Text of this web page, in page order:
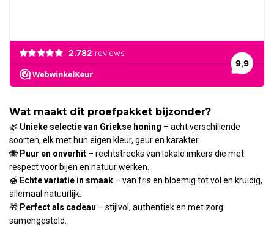
Wat maakt dit proefpakket bijzonder?
🌿 Unieke selectie van Griekse honing – acht verschillende
soorten, elk met hun eigen kleur, geur en karakter.
🐝 Puur en onverhit – rechtstreeks van lokale imkers die met
respect voor bijen en natuur werken.
🍯 Echte variatie in smaak – van fris en bloemig tot vol en kruidig,
allemaal natuurlijk.
🎁 Perfect als cadeau – stijlvol, authentiek en met zorg
samengesteld.